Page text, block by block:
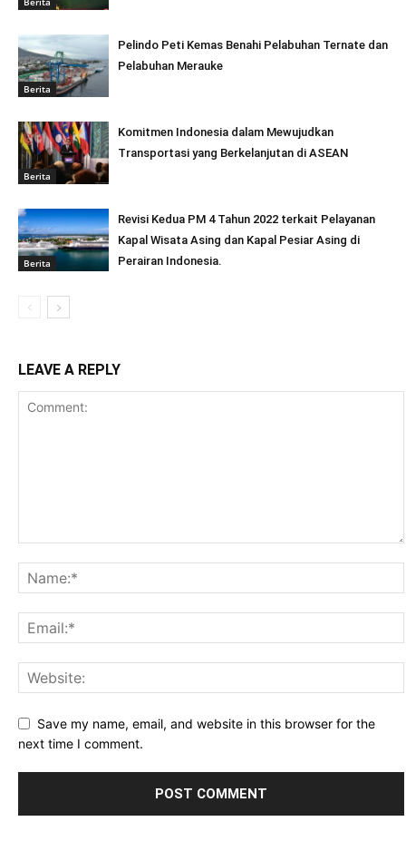
Berita
Pelindo Peti Kemas Benahi Pelabuhan Ternate dan
Pelabuhan Merauke
Berita
Komitmen Indonesia dalam Mewujudkan
Transportasi yang Berkelanjutan di ASEAN
Berita
Revisi Kedua PM 4 Tahun 2022 terkait Pelayanan
Kapal Wisata Asing dan Kapal Pesiar Asing di
Perairan Indonesia.
LEAVE A REPLY
Save my name, email, and website in this browser for the
next time I comment.